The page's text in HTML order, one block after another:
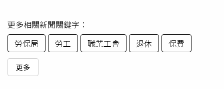
更多相關新聞關鍵字：
勞保局
勞工 職業工會 退休 保費
更多